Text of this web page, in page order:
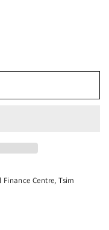
Centre, Tsim